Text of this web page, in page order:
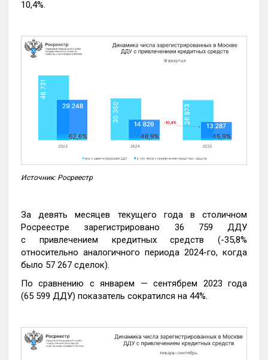
10,4%.
Источник: Росреестр
За девять месяцев текущего года в столичном
Росреестре зарегистрировано 36 759 ДДУ
с привлечением кредитных средств (-35,8%
относительно аналогичного периода 2024-го, когда
было 57 267 сделок).
По сравнению с январем — сентябрем 2023 года
(65 599 ДДУ) показатель сократился на 44%.